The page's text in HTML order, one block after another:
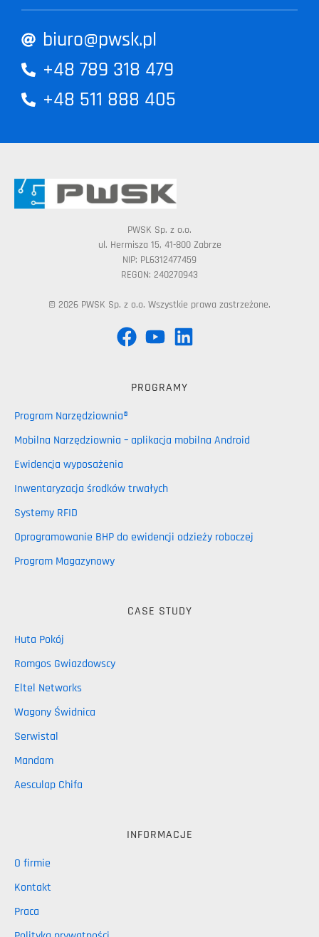
biuro@pwsk.pl
+48 789 318 479
+48 511 888 405
PWSK Sp. z o.o.
ul. Hermisza 15, 41-800 Zabrze
NIP: PL6312477459
REGON: 240270943
© 2026 PWSK Sp. z o.o. Wszystkie prawa zastrzeżone.
PROGRAMY
Program Narzędziownia®
Mobilna Narzędziownia – aplikacja mobilna Android
Ewidencja wyposażenia
Inwentaryzacja środków trwałych
Systemy RFID
Oprogramowanie BHP do ewidencji odzieży roboczej
Program Magazynowy
CASE STUDY
Huta Pokój
Romgos Gwiazdowscy
Eltel Networks
Wagony Świdnica
Serwistal
Mandam
Aesculap Chifa
INFORMACJE
O firmie
Kontakt
Praca